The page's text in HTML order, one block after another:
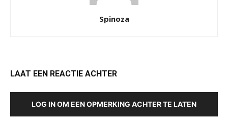
Spinoza
LAAT EEN REACTIE ACHTER
LOG IN OM EEN OPMERKING ACHTER TE LATEN